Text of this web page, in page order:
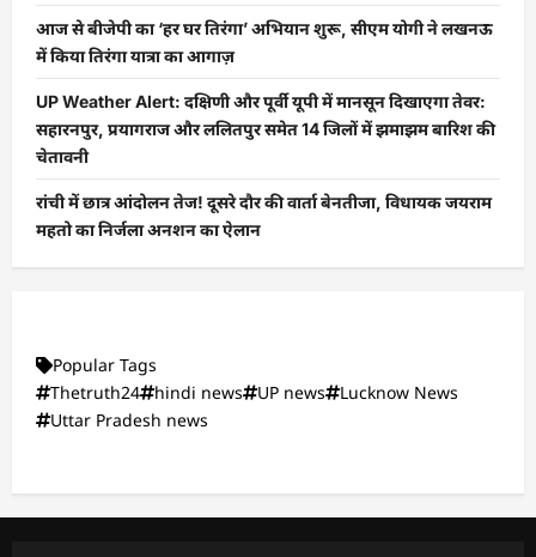
आज से बीजेपी का ‘हर घर तिरंगा’ अभियान शुरू, सीएम योगी ने लखनऊ
में किया तिरंगा यात्रा का आगाज़
UP Weather Alert: दक्षिणी और पूर्वी यूपी में मानसून दिखाएगा तेवर:
सहारनपुर, प्रयागराज और ललितपुर समेत 14 जिलों में झमाझम बारिश की
चेतावनी
रांची में छात्र आंदोलन तेज! दूसरे दौर की वार्ता बेनतीजा, विधायक जयराम
महतो का निर्जला अनशन का ऐलान
Popular Tags
Thetruth24
hindi news UP news
Lucknow News
Uttar Pradesh news